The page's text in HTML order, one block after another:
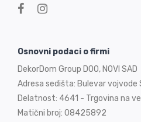
Osnovni podaci o firmi
DekorDom Group DOO, NOVI SAD
Adresa sedišta: Bulevar vojvode
Delatnost: 4641 - Trgovina na
Matični broj: 08425892